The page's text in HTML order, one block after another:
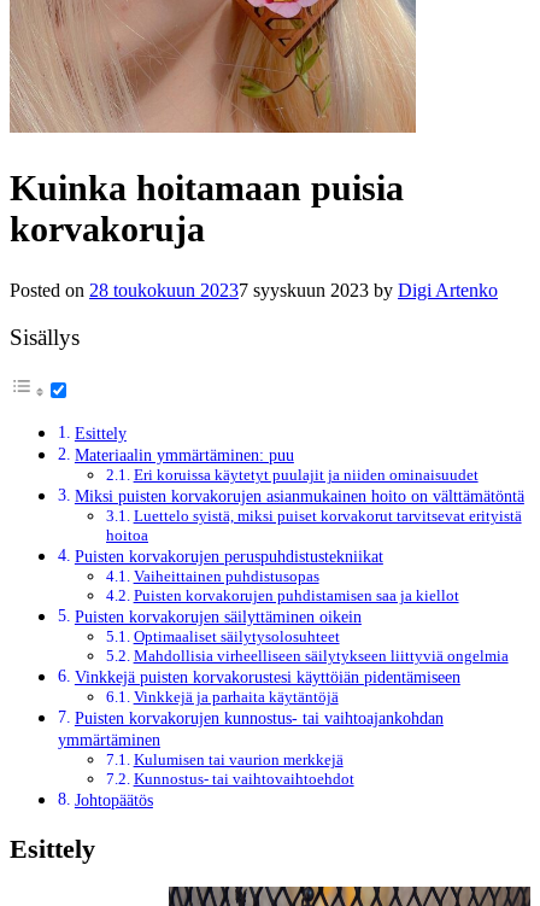
Kuinka hoitamaan puisia
korvakoruja
Posted on 28 toukokuun 20237 syyskuun 2023 by Digi Artenko
Sisällys
Esittely
Materiaalin ymmärtäminen: puu
Eri koruissa käytetyt puulajit ja niiden ominaisuudet
Miksi puisten korvakorujen asianmukainen hoito on välttämätöntä
Luettelo syistä, miksi puiset korvakorut tarvitsevat erityistä
hoitoa
Puisten korvakorujen peruspuhdistustekniikat
Vaiheittainen puhdistusopas
Puisten korvakorujen puhdistamisen saa ja kiellot
Puisten korvakorujen säilyttäminen oikein
Optimaaliset säilytysolosuhteet
Mahdollisia virheelliseen säilytykseen liittyviä ongelmia
Vinkkejä puisten korvakorustesi käyttöiän pidentämiseen
Vinkkejä ja parhaita käytäntöjä
Puisten korvakorujen kunnostus- tai vaihtoajankohdan
ymmärtäminen
Kulumisen tai vaurion merkkejä
Kunnostus- tai vaihtovaihtoehdot
Johtopäätös
Esittely